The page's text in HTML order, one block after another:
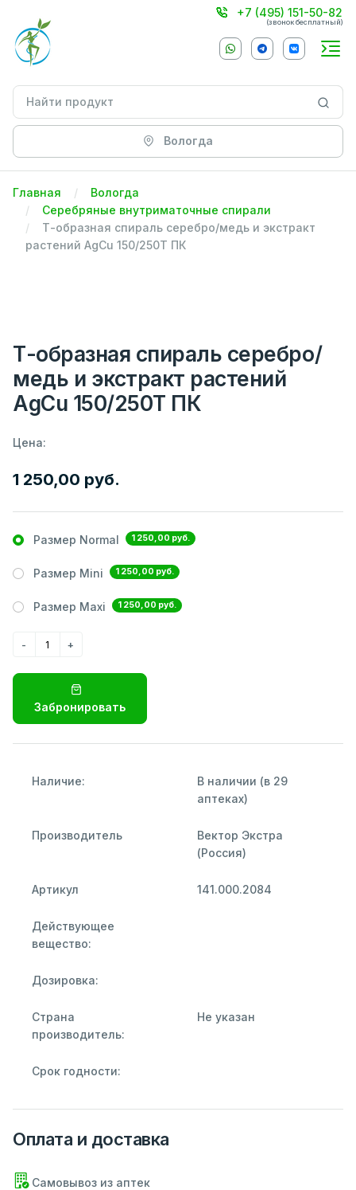
+7 (495) 151-50-82
(звонок бесплатный)
Вологда
Главная
Вологда
Серебряные внутриматочные спирали
Т-образная спираль серебро/медь и экстракт
растений AgCu 150/250Т ПК
Т-образная спираль серебро/
медь и экстракт растений
AgCu 150/250Т ПК
Цена:
1 250,00 руб.
Размер Normal 1 250,00 руб.
Размер Mini 1 250,00 руб.
Размер Maxi 1 250,00 руб.
Забронировать
Наличие:
В наличии (в 29
аптеках)
Производитель
Вектор Экстра
(Россия)
Артикул 141.000.2084
Действующее
вещество:
Дозировка:
Страна
производитель:
Не указан
Срок годности:
Оплата и доставка
Самовывоз из аптек